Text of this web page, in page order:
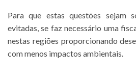
Para que estas questões sejam
evitadas, se faz necessário uma
nestas regiões proporcionando
com menos impactos ambientais.